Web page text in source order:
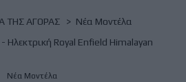
ΤΗΣ ΑΓΟΡΑΣ
Νέα Μοντέλα
Ηλεκτρική Royal Enfield Himalayan
Νέα Μοντέλα